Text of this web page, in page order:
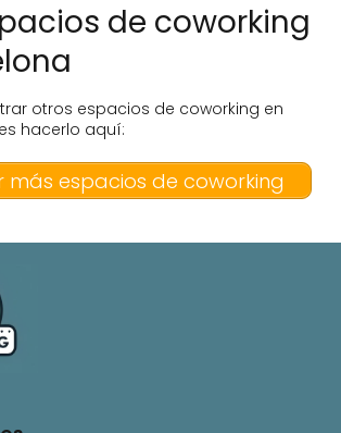
de coworking
otros espacios de coworking en
hacerlo aquí:
más espacios de coworking